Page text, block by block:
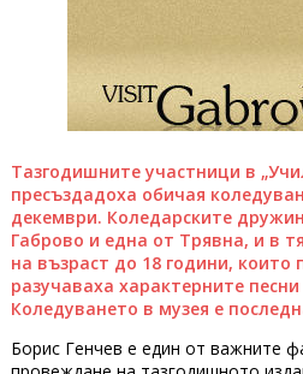
Тазгодишните участници в
пресъздадоха обичая
декември. Коледарските
Габрово и една от Трявна, и в
на възраст до 18 години, които
разучаваха характерните
Коледуването в музея е
Борис Генчев е един от важните